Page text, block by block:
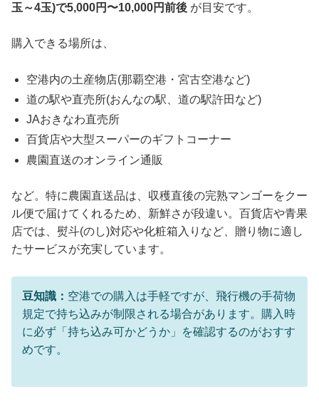
玉～4玉)で5,000円〜10,000円前後 が目安です。
購入できる場所は、
空港内の土産物店(那覇空港・宮古空港など)
道の駅や直売所(おんなの駅、道の駅許田など)
JAおきなわ直売所
百貨店や大型スーパーのギフトコーナー
農園直送のオンライン通販
など。特に農園直送品は、収穫直後の完熟マンゴーをクー
ル便で届けてくれるため、新鮮さが段違い。百貨店や青果
店では、熨斗(のし)対応や化粧箱入りなど、贈り物に適し
たサービスが充実しています。
豆知識： 空港での購入は手軽ですが、飛行機の手荷物
規定で持ち込みが制限される場合があります。購入時
に必ず「持ち込み可かどうか」を確認するのがおすす
めです。